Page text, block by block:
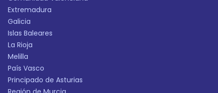
Extremadura
Galicia
Islas Baleares
La Rioja
Melilla
País Vasco
Principado de Asturias